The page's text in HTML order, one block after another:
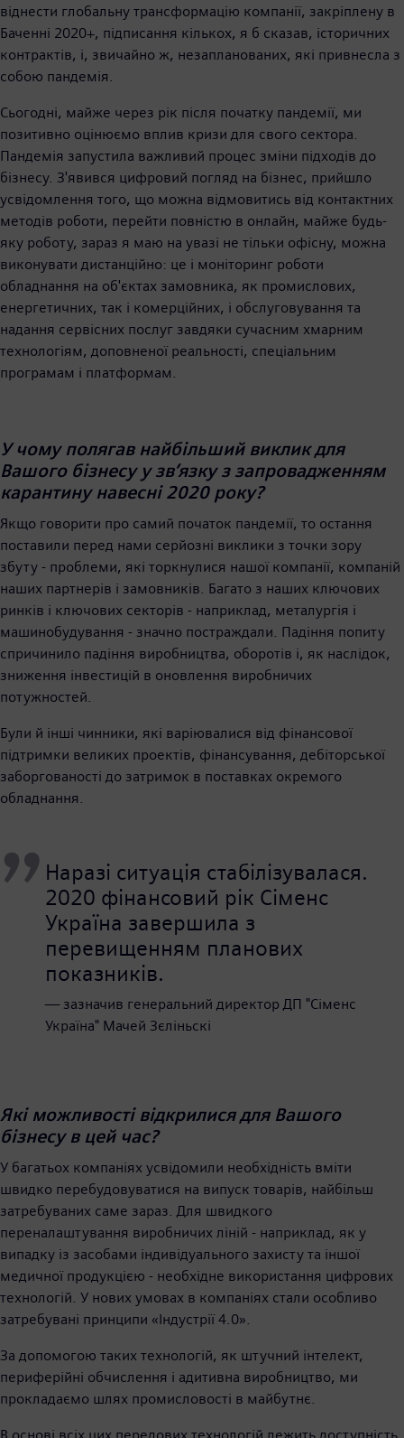
віднести глобальну трансформацію компанії, закріплену в
Баченні 2020+, підписання кількох, я б сказав, історичних
контрактів, і, звичайно ж, незапланованих, які привнесла з
собою пандемія.
Сьогодні, майже через рік після початку пандемії, ми
позитивно оцінюємо вплив кризи для свого сектора.
Пандемія запустила важливий процес зміни підходів до
бізнесу. З'явився цифровий погляд на бізнес, прийшло
усвідомлення того, що можна відмовитись від контактних
методів роботи, перейти повністю в онлайн, майже будь-
яку роботу, зараз я маю на увазі не тільки офісну, можна
виконувати дистанційно: це і моніторинг роботи
обладнання на об'єктах замовника, як промислових,
енергетичних, так і комерційних, і обслуговування та
надання сервісних послуг завдяки сучасним хмарним
технологіям, доповненої реальності, спеціальним
програмам і платформам.
У чому полягав найбільший виклик для
Вашого бізнесу у зв’язку з запровадженням
карантину навесні 2020 року?
Якщо говорити про самий початок пандемії, то остання
поставили перед нами серйозні виклики з точки зору
збуту - проблеми, які торкнулися нашої компанії, компаній
наших партнерів і замовників. Багато з наших ключових
ринків і ключових секторів - наприклад, металургія і
машинобудування - значно постраждали. Падіння попиту
спричинило падіння виробництва, оборотів і, як наслідок,
зниження інвестицій в оновлення виробничих
потужностей.
Були й інші чинники, які варіювалися від фінансової
підтримки великих проектів, фінансування, дебіторської
заборгованості до затримок в поставках окремого
обладнання.
Наразі ситуація стабілізувалася.
2020 фінансовий рік Сіменс
Україна завершила з
перевищенням планових
показників.
— зазначив генеральний директор ДП "Сіменс
Україна" Мачей Зєліньскі
Які можливості відкрилися для Вашого
бізнесу в цей час?
У багатьох компаніях усвідомили необхідність вміти
швидко перебудовуватися на випуск товарів, найбільш
затребуваних саме зараз. Для швидкого
переналаштування виробничих ліній - наприклад, як у
випадку із засобами індивідуального захисту та іншої
медичної продукцією - необхідне використання цифрових
технологій. У нових умовах в компаніях стали особливо
затребувані принципи «Індустрії 4.0».
За допомогою таких технологій, як штучний інтелект,
периферійні обчислення і адитивна виробництво, ми
прокладаємо шлях промисловості в майбутнє.